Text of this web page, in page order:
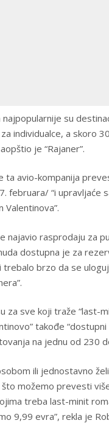
najpopularnije su
individualce, a skoro
je “Rajaner”.
ta avio-kompanija
februara/ “i upravljaće
Valentinova”.
najavio rasprodaju za
dostupna je za
brzo da se
za sve koji traže “last-
takođe
na jednu od 230
ili jednostavno
možemo prevesti
treba last-minit
9,99 evra”, rekla je